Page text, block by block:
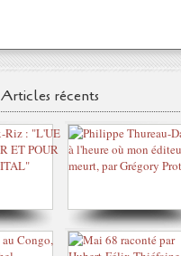
Articles récents